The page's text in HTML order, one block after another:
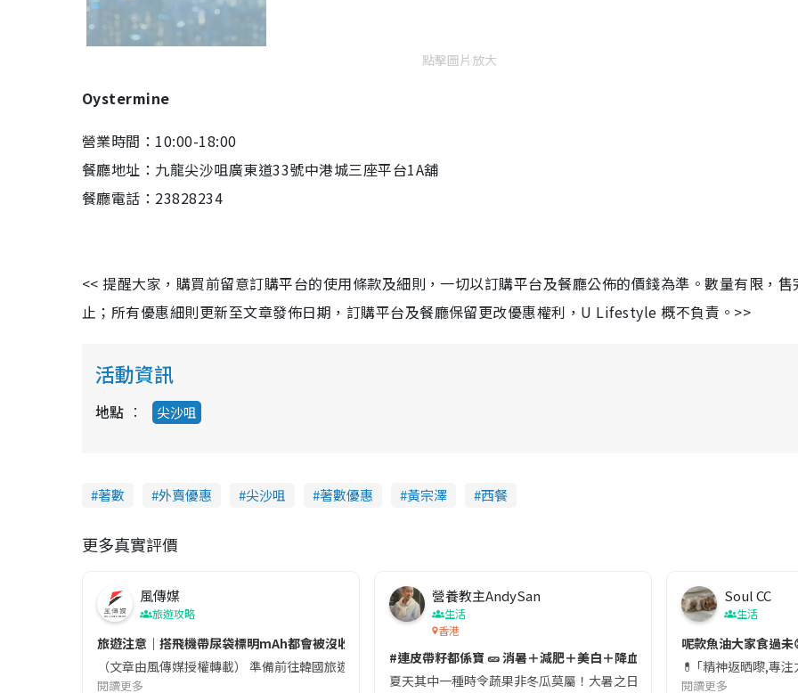
點擊圖片放大
Oystermine
營業時間：10:00-18:00
餐廳地址：九龍尖沙咀廣東道33號中港城三座平台1A舖
餐廳電話：23828234
<< 提醒大家，購買前留意訂購平台的使用條款及細則，一切以訂購平台及餐廳公佈的價錢為準。數量有限，售
止；所有優惠細則更新至文章發佈日期，訂購平台及餐廳保留更改優惠權利，U Lifestyle 概不負責。>>
活動資訊
地點 尖沙咀
著數 外賣優惠 尖沙咀 著數優惠 黃宗澤 西餐
更多真實評價
風傳媒
旅遊攻略
旅遊注意｜搭飛機帶尿袋標明mAh都會被沒收😱出發前切記檢查「1標示」🚨
（文章由風傳媒授權轉載） 準備前往韓國旅遊的民眾，近期要特別留意隨身行李中的行動電源。一名旅客日前在機場安檢
閱讀更多
營養教主AndySan
生活
香港
#連皮帶籽都係寶 🥒 消暑＋減肥＋美白＋降血脂
夏天其中一種時令蔬果非冬瓜莫屬！大暑之日，點都要飲碗冬瓜湯消暑
Soul CC
生活
呢款魚油大家食過未
💊 ｢精神返晒嚟,專
閱讀更多